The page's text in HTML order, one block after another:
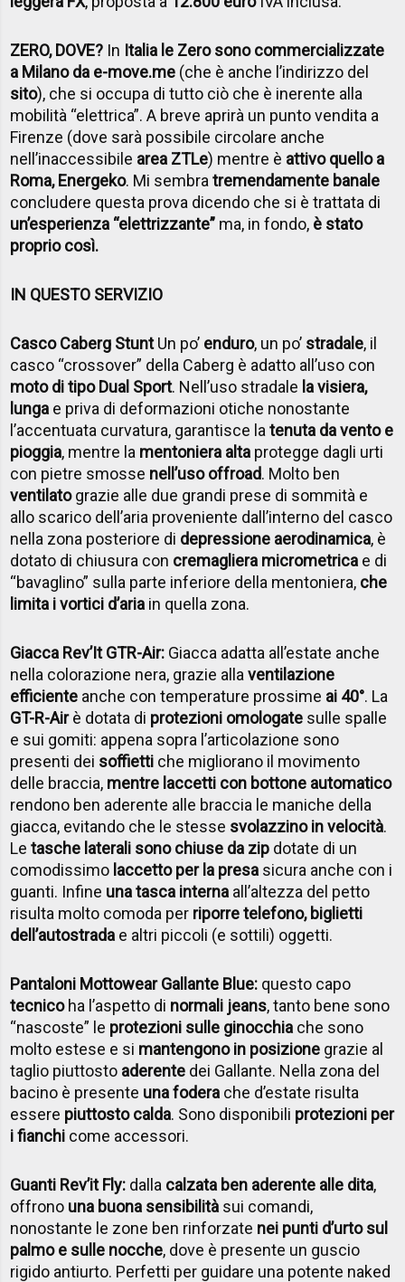
ZERO, DOVE? In Italia le Zero sono commercializzate
a Milano da e-move.me (che è anche l’indirizzo del
sito), che si occupa di tutto ciò che è inerente alla
mobilità “elettrica”. A breve aprirà un punto vendita a
Firenze (dove sarà possibile circolare anche
nell’inaccessibile area ZTLe) mentre è attivo quello a
Roma, Energeko. Mi sembratremendamente banale
concludere questa prova dicendo che si è trattata di
un’esperienza “elettrizzante” ma, in fondo, è stato
proprio così.
IN QUESTO SERVIZIO
Casco Caberg StuntUn po’ enduro, un po’ stradale, il
casco “crossover” della Caberg è adatto all’uso con
moto di tipo Dual Sport. Nell’uso stradale la visiera,
lunga e priva di deformazioni otiche nonostante
l’accentuata curvatura, garantisce latenuta da vento e
pioggia, mentre la mentoniera alta protegge dagli urti
con pietre smosse nell’uso offroad. Molto ben
ventilatograzie alle due grandi prese di sommità e
allo scarico dell’aria proveniente dall’interno del casco
nella zona posteriore di depressione aerodinamica, è
dotato di chiusura con cremagliera micrometrica e di
“bavaglino” sulla parte inferiore della mentoniera, che
limita i vortici d’aria in quella zona.
Giacca Rev’It GTR-Air: Giacca adatta all’estate anche
nella colorazione nera, grazie allaventilazione
efficiente anche con temperature prossime ai 40°. La
GT-R-Airè dotata di protezioni omologate sulle spalle
e sui gomiti: appena sopra l’articolazione sono
presenti dei soffietti che migliorano il movimento
delle braccia, mentre laccetti con bottone automatico
rendono ben aderente alle braccia le maniche della
giacca, evitando che le stesse svolazzino in velocità.
Letasche laterali sono chiuse da zip dotate di un
comodissimo laccetto per la presa sicura anche con i
guanti. Infine una tasca interna all’altezza del petto
risulta molto comoda per riporre telefono, biglietti
dell’autostrada e altri piccoli (e sottili) oggetti.
Pantaloni Mottowear Gallante Blue: questo capo
tecnicoha l’aspetto di normali jeans, tanto bene sono
“nascoste” le protezioni sulle ginocchia che sono
molto estese e si mantengono in posizione grazie al
taglio piuttosto aderente dei Gallante. Nella zona del
bacino è presente una fodera che d’estate risulta
essere piuttosto calda. Sono disponibili protezioni per
i fianchi come accessori.
Guanti Rev’it Fly: dalla calzata ben aderente alle dita,
offrono una buona sensibilità sui comandi,
nonostante le zone ben rinforzate nei punti d’urto sul
palmo e sulle nocche, dove è presente un guscio
rigido antiurto. Perfetti per guidare una potente naked